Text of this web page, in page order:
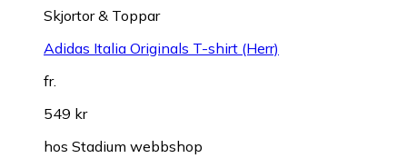
Skjortor & Toppar
Adidas Italia Originals T-shirt (Herr)
fr.
549 kr
hos Stadium webbshop